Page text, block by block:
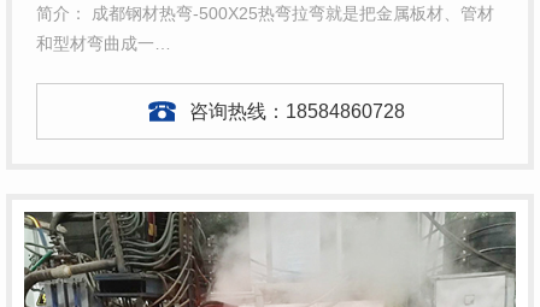
简介： 成都钢材热弯-500X25热弯拉弯就是把金属板材、管材
和型材弯曲成一…
咨询热线： 18584860728